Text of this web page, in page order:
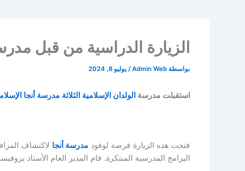
الزيارة الدراسية من قبل
بواسطة Admin Web
/ يوليو 8, 2024
استقبلت مدرسة الولدان الإسلامية الثلاثة مدرسة أنجا
فتحت هذه الزيارة فرصة لوفود مدرسة أنجا لاكتشاف
البرامج المدرسية المبتكرة. قام المدير العام الأستاذ